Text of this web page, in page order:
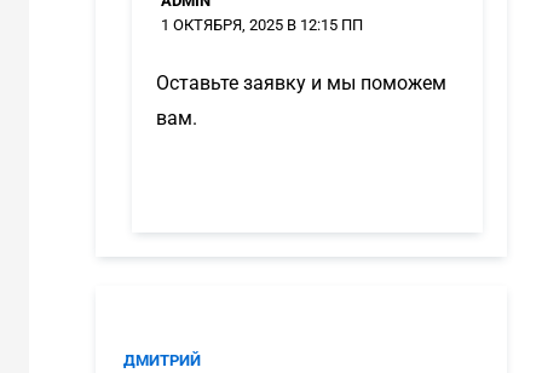
1 ОКТЯБРЯ, 2025 В 12:15 ПП
Оставьте заявку и мы поможем
вам.
ДМИТРИЙ